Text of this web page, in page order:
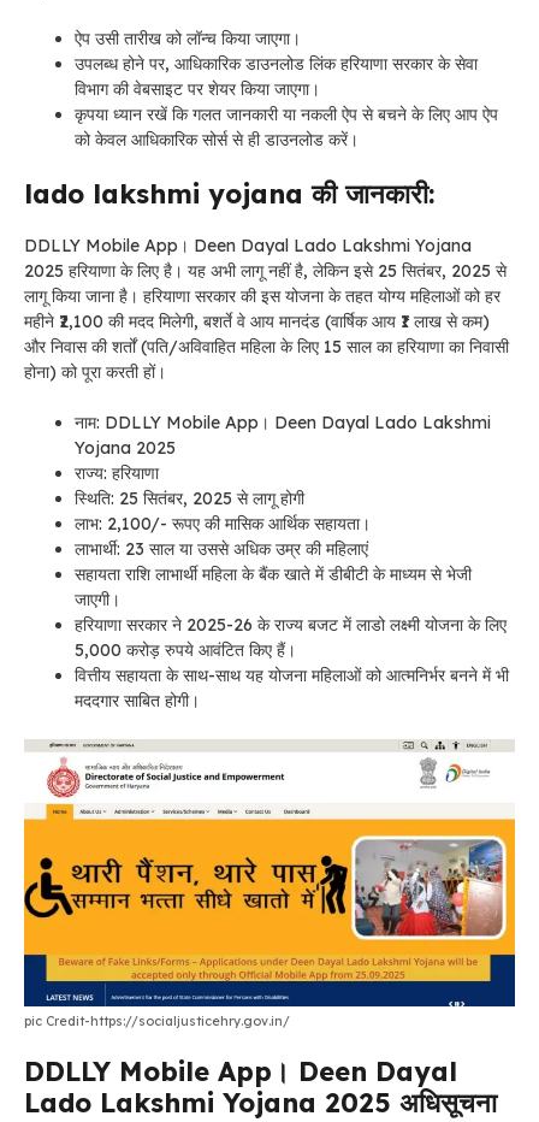
ऐप उसी तारीख को लॉन्च किया जाएगा।
उपलब्ध होने पर, आधिकारिक डाउनलोड लिंक हरियाणा सरकार के सेवा
विभाग की वेबसाइट पर शेयर किया जाएगा।
कृपया ध्यान रखें कि गलत जानकारी या नकली ऐप से बचने के लिए आप ऐप
को केवल आधिकारिक सोर्स से ही डाउनलोड करें।
lado lakshmi yojana की जानकारी:
DDLLY Mobile App। Deen Dayal Lado Lakshmi Yojana
2025 ​​हरियाणा के लिए है। यह अभी लागू नहीं है, लेकिन इसे 25 सितंबर, 2025 से
लागू किया जाना है। हरियाणा सरकार की इस योजना के तहत योग्य महिलाओं को हर
महीने ₹2,100 की मदद मिलेगी, बशर्ते वे आय मानदंड (वार्षिक आय ₹1 लाख से कम)
और निवास की शर्तों (पति/अविवाहित महिला के लिए 15 साल का हरियाणा का निवासी
होना) को पूरा करती हों।
नाम: DDLLY Mobile App। Deen Dayal Lado Lakshmi
Yojana 2025
राज्य: हरियाणा
स्थिति: 25 सितंबर, 2025 से लागू होगी
लाभ: 2,100/- रूपए की मासिक आर्थिक सहायता।
लाभार्थी: 23 साल या उससे अधिक उम्र की महिलाएं
सहायता राशि लाभार्थी महिला के बैंक खाते में डीबीटी के माध्यम से भेजी
जाएगी।
हरियाणा सरकार ने 2025-26 के राज्य बजट में लाडो लक्ष्मी योजना के लिए
5,000 करोड़ रुपये आवंटित किए हैं।
वित्तीय सहायता के साथ-साथ यह योजना महिलाओं को आत्मनिर्भर बनने में भी
मददगार साबित होगी।
pic Credit-https://socialjusticehry.gov.in/
DDLLY Mobile App। Deen Dayal
Lado Lakshmi Yojana 2025 अधिसूचना